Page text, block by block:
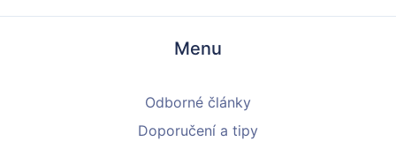
Menu
Odborné články
Doporučení a tipy